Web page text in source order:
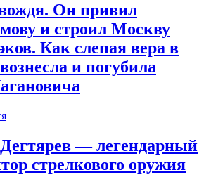
Он привил
и строил Москву
Как слепая вера в
и погубила
— легендарный
стрелкового оружия